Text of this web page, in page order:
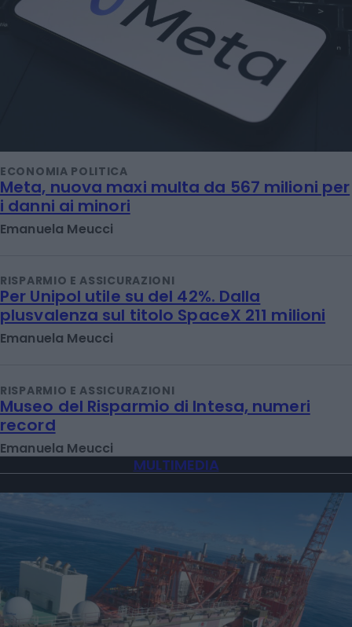
ECONOMIA POLITICA
Meta, nuova maxi multa da 567 milioni per
i danni ai minori
Emanuela Meucci
RISPARMIO E ASSICURAZIONI
Per Unipol utile su del 42%. Dalla
plusvalenza sul titolo SpaceX 211 milioni
Emanuela Meucci
RISPARMIO E ASSICURAZIONI
Museo del Risparmio di Intesa, numeri
record
Emanuela Meucci
MULTIMEDIA